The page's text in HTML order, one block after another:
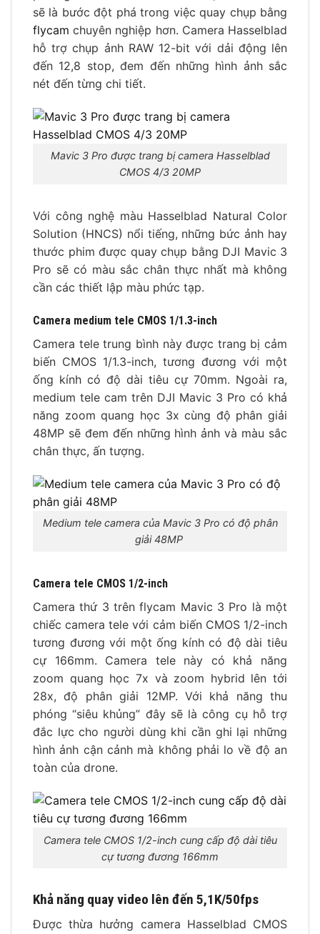
sẽ là bước đột phá trong việc quay chụp bằng
flycam chuyên nghiệp hơn. Camera Hasselblad
hỗ trợ chụp ảnh RAW 12-bit với dải động lên
đến 12,8 stop, đem đến những hình ảnh sắc
nét đến từng chi tiết.
Mavic 3 Pro được trang bị camera Hasselblad
CMOS 4/3 20MP
Với công nghệ màu Hasselblad Natural Color
Solution (HNCS) nổi tiếng, những bức ảnh hay
thước phim được quay chụp bằng DJI Mavic 3
Pro sẽ có màu sắc chân thực nhất mà không
cần các thiết lập màu phức tạp.
Camera medium tele CMOS 1/1.3-inch
Camera tele trung bình này được trang bị cảm
biến CMOS 1/1.3-inch, tương đương với một
ống kính có độ dài tiêu cự 70mm. Ngoài ra,
medium tele cam trên DJI Mavic 3 Pro có khả
năng zoom quang học 3x cùng độ phân giải
48MP sẽ đem đến những hình ảnh và màu sắc
chân thực, ấn tượng.
Medium tele camera của Mavic 3 Pro có độ phân
giải 48MP
Camera tele CMOS 1/2-inch
Camera thứ 3 trên flycam Mavic 3 Pro là một
chiếc camera tele với cảm biến CMOS 1/2-inch
tương đương với một ống kính có độ dài tiêu
cự 166mm. Camera tele này có khả năng
zoom quang học 7x và zoom hybrid lên tới
28x, độ phân giải 12MP. Với khả năng thu
phóng “siêu khủng” đây sẽ là công cụ hỗ trợ
đắc lực cho người dùng khi cần ghi lại những
hình ảnh cận cảnh mà không phải lo về độ an
toàn của drone.
Camera tele CMOS 1/2-inch cung cấp độ dài tiêu
cự tương đương 166mm
Khả năng quay video lên đến 5,1K/50fps
Được thừa hưởng camera Hasselblad CMOS